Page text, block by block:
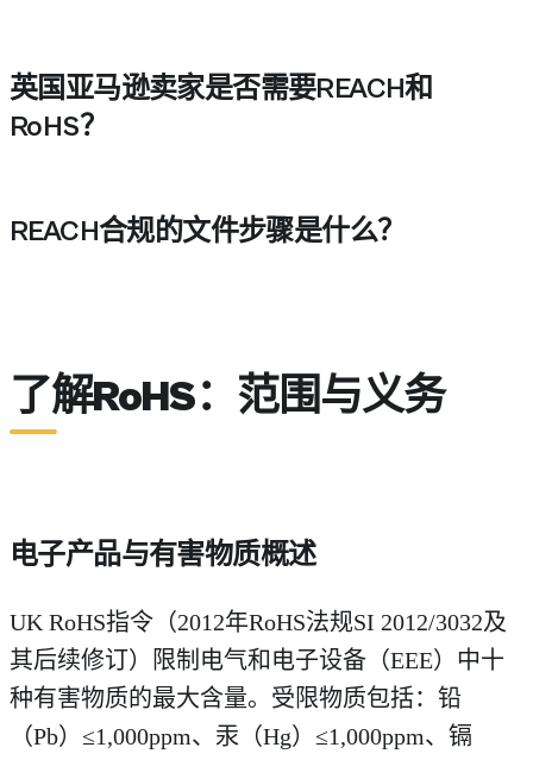
英国亚马逊卖家是否需要REACH和
RoHS？
REACH合规的文件步骤是什么？
了解RoHS：范围与义务
电子产品与有害物质概述
UK RoHS指令（2012年RoHS法规SI 2012/3032及
其后续修订）限制电气和电子设备（EEE）中十
种有害物质的最大含量。受限物质包括：铅
（Pb）≤1,000ppm、汞（Hg）≤1,000ppm、镉